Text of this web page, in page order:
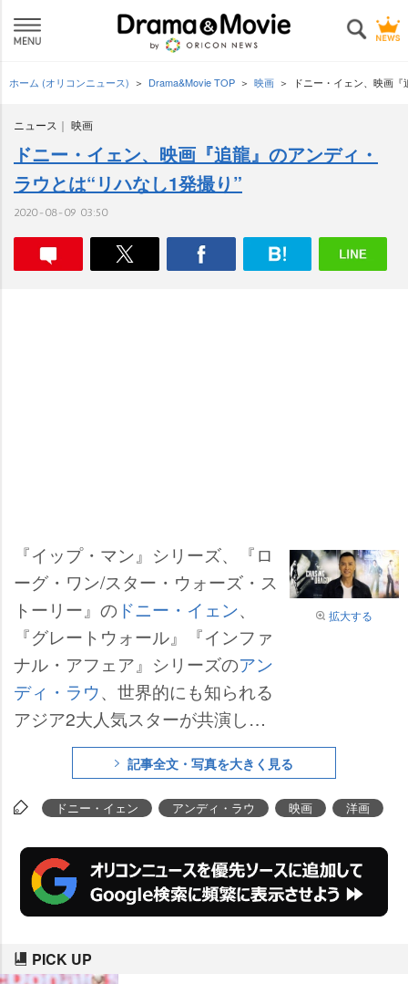
ホーム (オリコンニュース) Drama&Movie TOP 映画 ドニー・イェン、映画
ニュース 映画
ドニー・イェン、映画『追龍』のアンディ・
ラウとは“リハなし1発撮り”
2020-08-09 03:50
拡大する
『イップ・マン』シリーズ、『ロ
ーグ・ワン/スター・ウォーズ・ス
トーリー』の ドニー・イェン、
『グレートウォール』『インファ
ナル・アフェア』シリーズのアン
ディ・ラウ、世界的にも知られる
アジア2大人気スターが共演して
話題を呼んだ実録クライムドラマ
『追龍(ついりゅう)』が、7月24日
から東京・新宿武蔵野館ほかで公
より、アンディ・ラウとの撮影裏
話などを語る最新映像が到着し
た。
記事全文・写真を大きく見る
ドニー・イェン アンディ・ラウ 映画 洋画
PICK UP